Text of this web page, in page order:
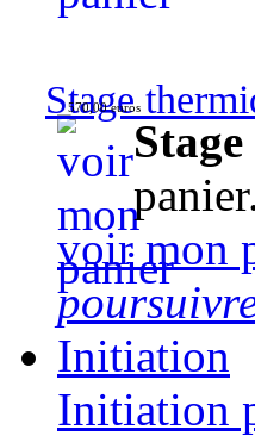
Stage
570,00 euros
voir mon
Initiation
Initiation